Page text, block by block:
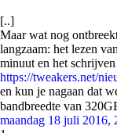
[..]
Maar wat nog
langzaam: het lezen
minuut en het
https://tweakers.net/
en kun je nagaan dat
bandbreedte van
maandag 18 juli 2016,